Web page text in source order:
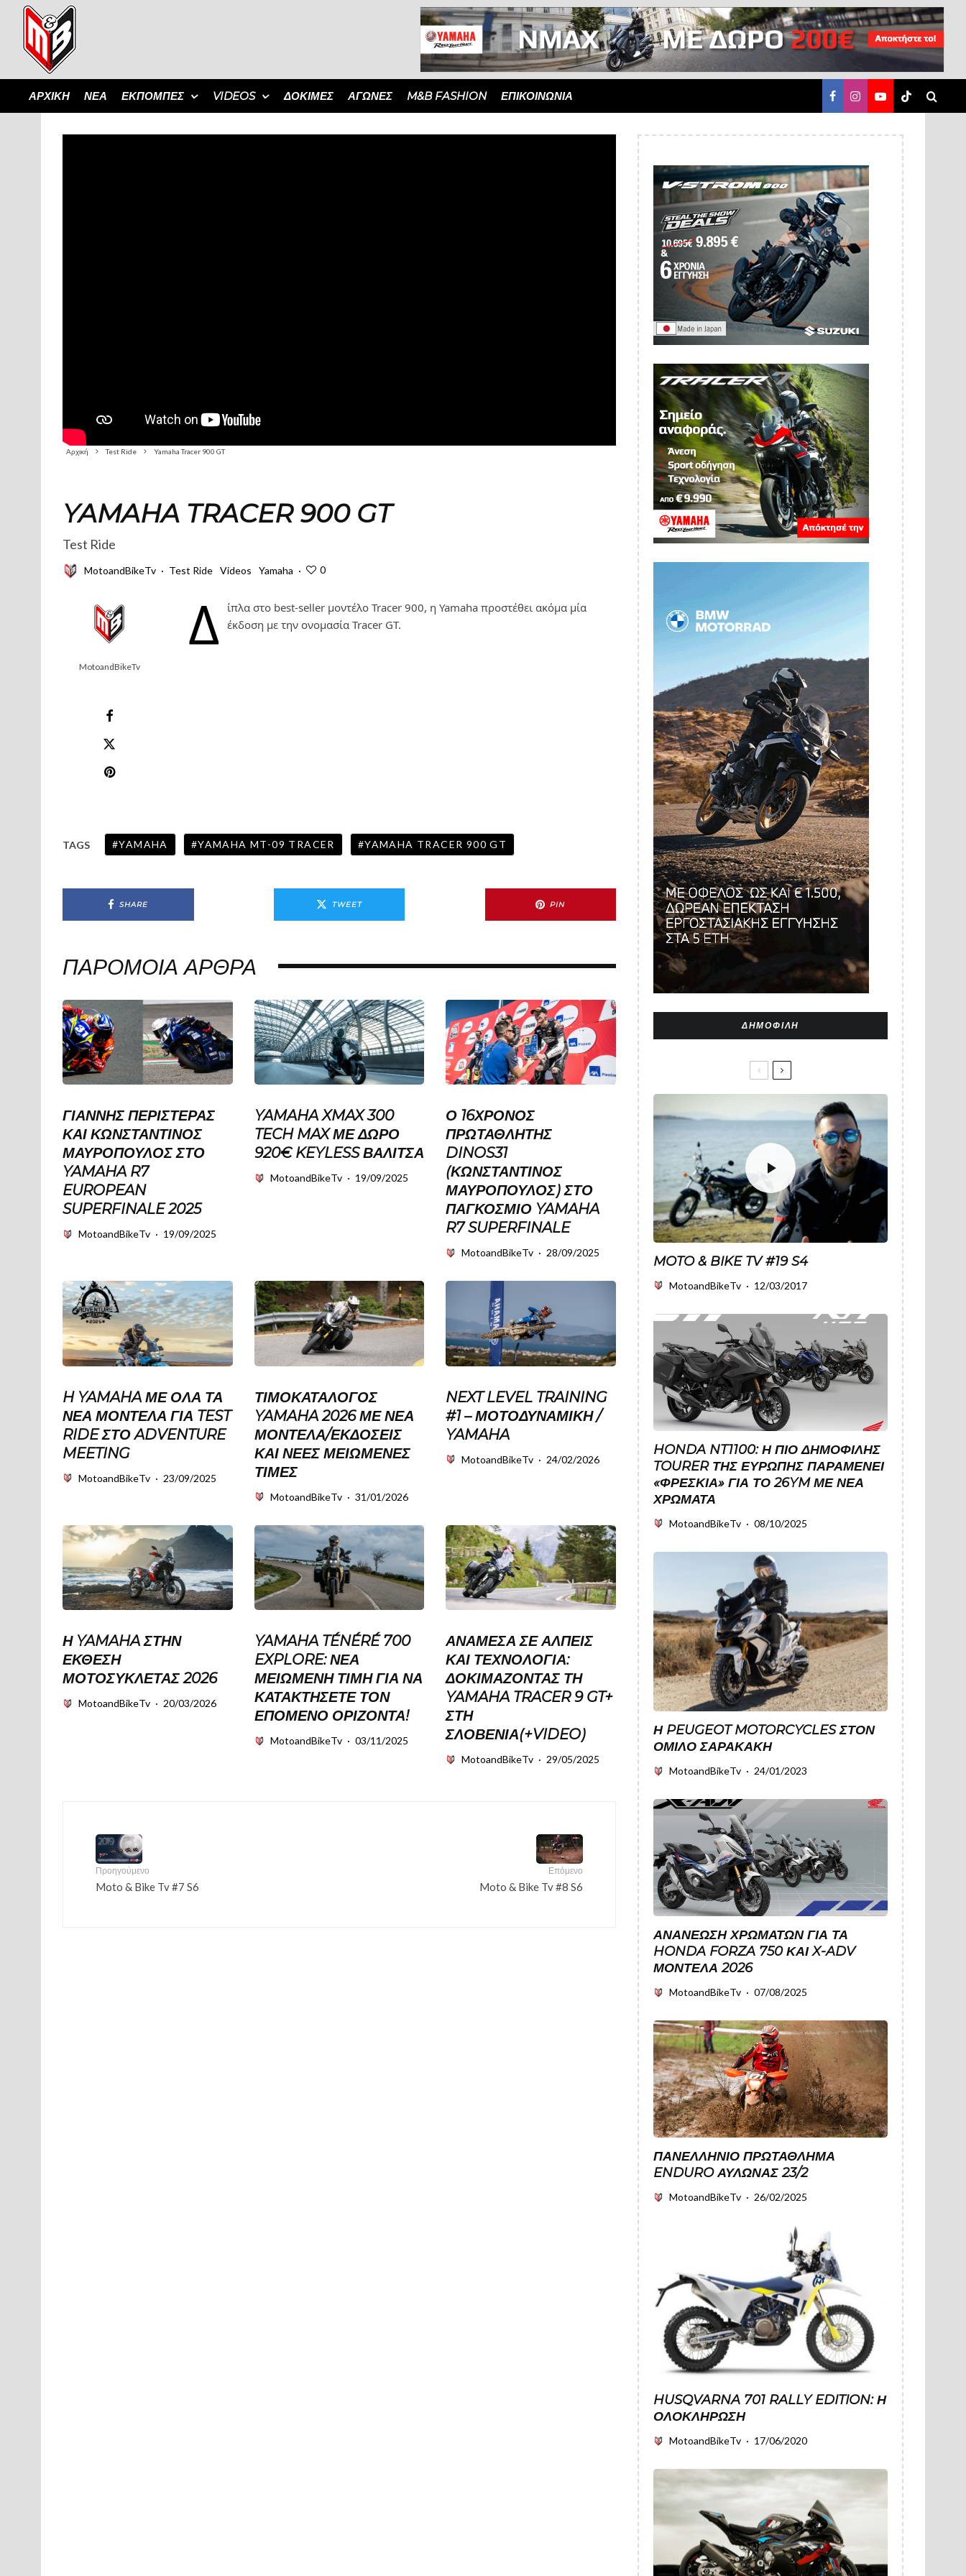
ΑΡΧΙΚΗ ΝΕΑ ΕΚΠΟΜΠΈΣ VIDEOS ΔΟΚΙΜΈΣ ΑΓΏΝΕΣ M&B FASHION ΕΠΙΚΟΙΝΩΝΙΑ
Αρχική Test Ride Yamaha Tracer 900 GT
YAMAHA TRACER 900 GT
Test Ride
MotoandBikeTv · Test Ride Videos Yamaha · 0
MotoandBikeTv
Δ
ίπλα στο best-seller μοντέλο Tracer 900, η Yamaha προστέθει ακόμα μία
έκδοση με την ονομασία Tracer GT.
TAGS YAMAHA YAMAHA MT-09 TRACER YAMAHA TRACER 900 GT
SHARE TWEET PIN
ΠΑΡΌΜΟΙΑ ΆΡΘΡΑ
ΓΙΆΝΝΗΣ ΠΕΡΙΣΤΕΡΆΣ
ΚΑΙ ΚΩΝΣΤΑΝΤΊΝΟΣ
ΜΑΥΡΌΠΟΥΛΟΣ ΣΤΟ
YAMAHA R7
EUROPEAN
SUPERFINALE 2025
MotoandBikeTv · 19/09/2025
YAMAHA XMAX 300
TECH MAX ΜΕ ΔΏΡΟ
920€ KEYLESS ΒΑΛΊΤΣΑ
MotoandBikeTv · 19/09/2025
Ο 16ΧΡΟΝΟΣ
ΠΡΩΤΑΘΛΗΤΉΣ
DINOS31
(ΚΩΝΣΤΑΝΤΊΝΟΣ
ΜΑΥΡΌΠΟΥΛΟΣ) ΣΤΟ
ΠΑΓΚΌΣΜΙΟ YAMAHA
R7 SUPERFINALE
MotoandBikeTv · 28/09/2025
H YAMAHA ΜΕ ΟΛΑ ΤΑ
ΝΕΑ ΜΟΝΤΕΛΑ ΓΙΑ TEST
RIDE ΣΤΟ ADVENTURE
MEETING
MotoandBikeTv · 23/09/2025
ΤΙΜΟΚΑΤΑΛΟΓΟΣ
YAMAHA 2026 ΜΕ ΝΕΑ
ΜΟΝΤΕΛΑ/ΕΚΔΟΣΕΙΣ
ΚΑΙ ΝΕΕΣ ΜΕΙΩΜΕΝΕΣ
ΤΙΜΕΣ
MotoandBikeTv · 31/01/2026
NEXT LEVEL TRAINING
#1 – ΜΟΤΟΔΥΝΑΜΙΚΗ /
YAMAHA
MotoandBikeTv · 24/02/2026
Η YAMAHA ΣΤΗΝ
ΈΚΘΕΣΗ
ΜΟΤΟΣΥΚΛΈΤΑΣ 2026
MotoandBikeTv · 20/03/2026
YAMAHA TÉNÉRÉ 700
EXPLORE: ΝΈΑ
ΜΕΙΩΜΈΝΗ ΤΙΜΉ ΓΙΑ ΝΑ
ΚΑΤΑΚΤΉΣΕΤΕ ΤΟΝ
ΕΠΌΜΕΝΟ ΟΡΊΖΟΝΤΑ!
MotoandBikeTv · 03/11/2025
ΑΝΆΜΕΣΑ ΣΕ ΆΛΠΕΙΣ
ΚΑΙ ΤΕΧΝΟΛΟΓΊΑ:
ΔΟΚΙΜΆΖΟΝΤΑΣ ΤΗ
YAMAHA TRACER 9 GT+
ΣΤΗ
ΣΛΟΒΕΝΊΑ(+VIDEO)
MotoandBikeTv · 29/05/2025
Προηγούμενο
Moto & Bike Tv #7 S6
Επόμενο
Moto & Bike Tv #8 S6
ΔΗΜΟΦΙΛΉ
MOTO & BIKE TV #19 S4
MotoandBikeTv · 12/03/2017
HONDA NT1100: Η ΠΙΟ ΔΗΜΟΦΙΛΉΣ
TOURER ΤΗΣ ΕΥΡΏΠΗΣ ΠΑΡΑΜΈΝΕΙ
«ΦΡΈΣΚΙΑ» ΓΙΑ ΤΟ 26YM ΜΕ ΝΈΑ
ΧΡΏΜΑΤΑ
MotoandBikeTv · 08/10/2025
Η PEUGEOT MOTORCYCLES ΣΤΟΝ
ΌΜΙΛΟ ΣΑΡΑΚΑΚΗ
MotoandBikeTv · 24/01/2023
ΑΝΑΝΈΩΣΗ ΧΡΩΜΆΤΩΝ ΓΙΑ ΤΑ
HONDA FORZA 750 ΚΑΙ X-ADV
ΜΟΝΤΈΛΑ 2026
MotoandBikeTv · 07/08/2025
ΠΑΝΕΛΛΗΝΙΟ ΠΡΩΤΑΘΛΗΜΑ
ENDURO ΑΥΛΩΝΑΣ 23/2
MotoandBikeTv · 26/02/2025
HUSQVARNA 701 RALLY EDITION: Η
ΟΛΟΚΛΉΡΩΣΗ
MotoandBikeTv · 17/06/2020